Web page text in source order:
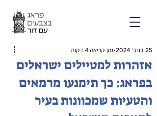
אזהרות למטיילים ישראלים
בפראג: כך תימנעו מרמאים
והטעיות שמכוונות בעיר
25 בנוב׳ 2024 זמן קריאה 4 דקות